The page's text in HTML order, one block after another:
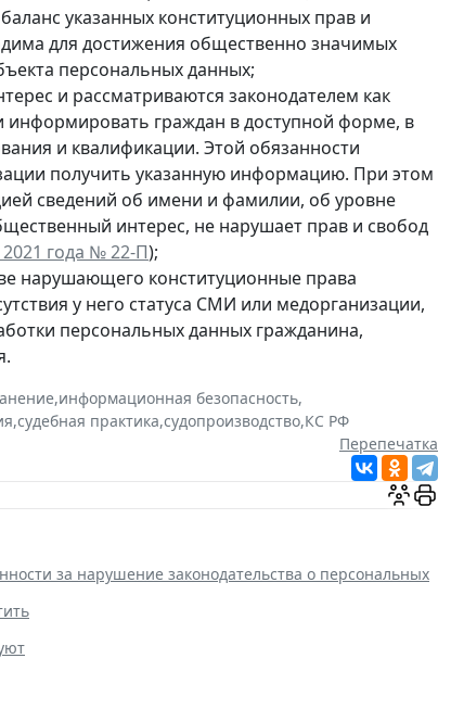
указанных конституционных прав и
для достижения общественно значимых
персональных данных;
и рассматриваются законодателем как
граждан в доступной форме, в
и квалификации. Этой обязанности
получить указанную информацию. При этом
сведений об имени и фамилии, об уровне
интерес, не нарушает прав и свобод
года № 22-П);
нарушающего конституционные права
у него статуса СМИ или медорганизации,
персональных данных гражданина,
,информационная безопасность,
,судебная практика,судопроизводство,КС РФ
Перепечатка
за нарушение законодательства о персональных